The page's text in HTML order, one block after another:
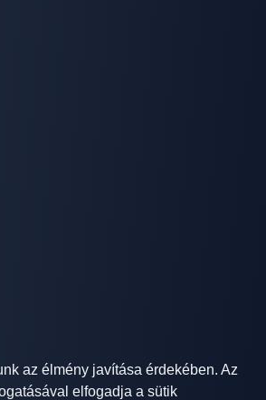
az élmény javítása érdekében. Az
elfogadja a sütik